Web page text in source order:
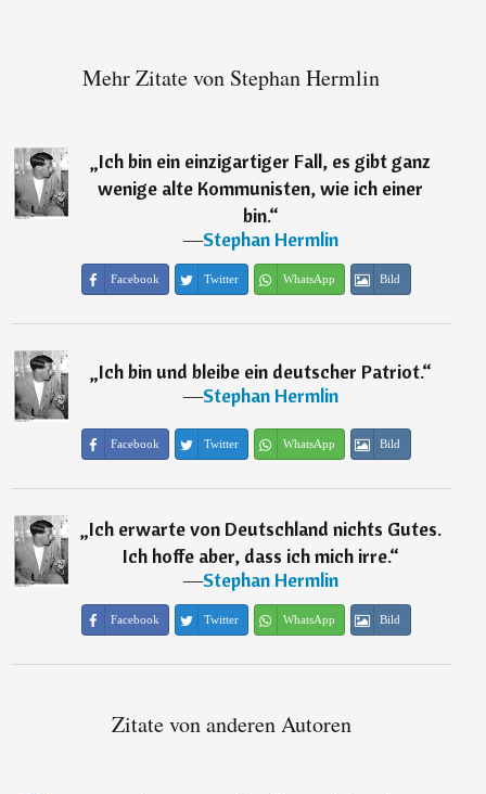
Mehr Zitate von Stephan Hermlin
„Ich bin ein einzigartiger Fall, es gibt ganz
wenige alte Kommunisten, wie ich einer
bin.“
―Stephan Hermlin
Facebook Twitter WhatsApp Bild
„Ich bin und bleibe ein deutscher Patriot.“
―Stephan Hermlin
Facebook Twitter WhatsApp Bild
„Ich erwarte von Deutschland nichts Gutes.
Ich hoffe aber, dass ich mich irre.“
―Stephan Hermlin
Facebook Twitter WhatsApp Bild
Zitate von anderen Autoren